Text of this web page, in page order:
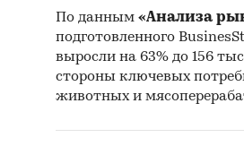
По данным «Анализа
подготовленного
выросли на 63% до 156
стороны ключевых
животных и